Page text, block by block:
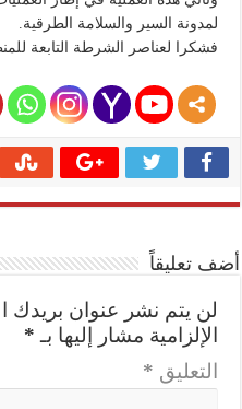
لمدونة السير والسلامة الطرقية.
فشكرا لعناصر الشرطة التابعة
أضف تعليقاً
لن يتم نشر عنوان بريدك
الإلزامية مشار إليها بـ *
التعليق *